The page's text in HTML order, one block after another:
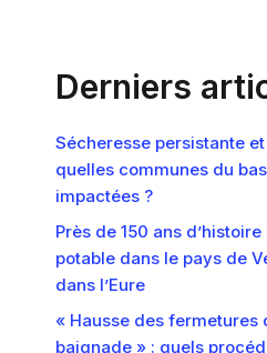
Derniers
Sécheresse persistante
quelles communes du
impactées ?
Près de 150 ans d’histoire
potable dans le pays de
dans l’Eure
« Hausse des fermetures
baignade » : quels